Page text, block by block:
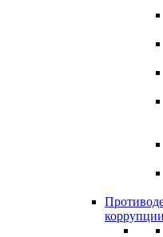
коррупции